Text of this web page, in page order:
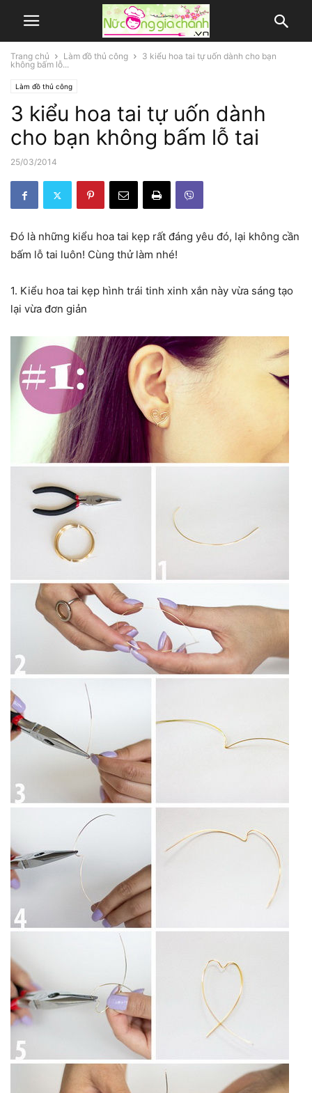
Trang chủ Làm đồ thủ công
3 kiểu hoa tai tự uốn dành cho bạn
không bấm lỗ...
Làm đồ thủ công
3 kiểu hoa tai tự uốn dành
cho bạn không bấm lỗ tai
25/03/2014
Đó là những kiểu hoa tai kẹp rất đáng yêu đó, lại không cần
bấm lỗ tai luôn! Cùng thử làm nhé!
1. Kiểu hoa tai kẹp hình trái tinh xinh xắn này vừa sáng tạo
lại vừa đơn giản